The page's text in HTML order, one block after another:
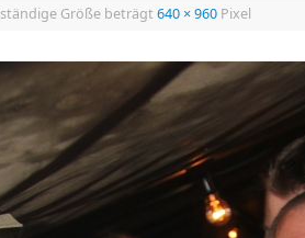
Größe beträgt 640 × 960 Pixel